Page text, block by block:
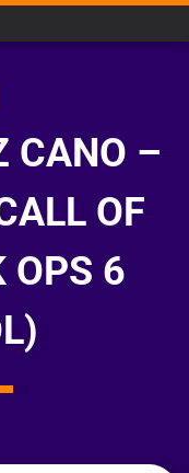
CANO –
OF
OPS 6